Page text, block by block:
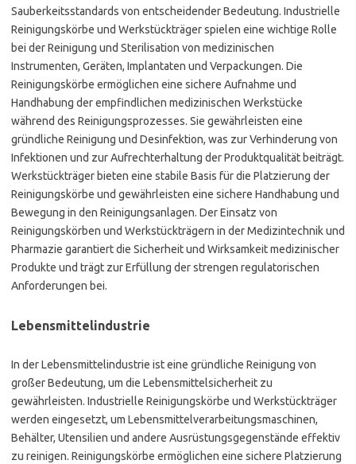
Sauberkeitsstandards von entscheidender Bedeutung. Industrielle
Reinigungskörbe und Werkstückträger spielen eine wichtige Rolle
bei der Reinigung und Sterilisation von medizinischen
Instrumenten, Geräten, Implantaten und Verpackungen. Die
Reinigungskörbe ermöglichen eine sichere Aufnahme und
Handhabung der empfindlichen medizinischen Werkstücke
während des Reinigungsprozesses. Sie gewährleisten eine
gründliche Reinigung und Desinfektion, was zur Verhinderung von
Infektionen und zur Aufrechterhaltung der Produktqualität beiträgt.
Werkstückträger bieten eine stabile Basis für die Platzierung der
Reinigungskörbe und gewährleisten eine sichere Handhabung und
Bewegung in den Reinigungsanlagen. Der Einsatz von
Reinigungskörben und Werkstückträgern in der Medizintechnik und
Pharmazie garantiert die Sicherheit und Wirksamkeit medizinischer
Produkte und trägt zur Erfüllung der strengen regulatorischen
Anforderungen bei.
Lebensmittelindustrie
In der Lebensmittelindustrie ist eine gründliche Reinigung von
großer Bedeutung, um die Lebensmittelsicherheit zu
gewährleisten. Industrielle Reinigungskörbe und Werkstückträger
werden eingesetzt, um Lebensmittelverarbeitungsmaschinen,
Behälter, Utensilien und andere Ausrüstungsgegenstände effektiv
zu reinigen. Reinigungskörbe ermöglichen eine sichere Platzierung